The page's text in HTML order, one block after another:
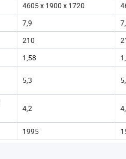
4605 x 1900 x 1720
7,9
210
1,58
5,3
4,2
1995